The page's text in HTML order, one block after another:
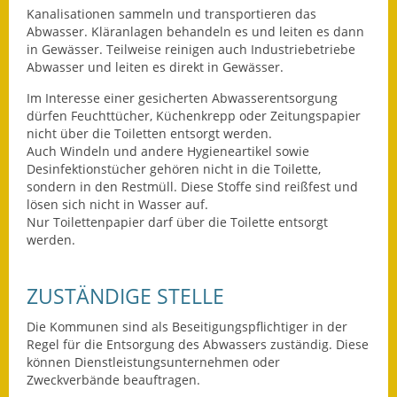
Infos in Leichter Sprache
Nachhaltigkeitsbericht
Notfallplanung
Ortsplan
Kreisstraße
Umleitungsplan
Kanalisationen sammeln und transportieren das
Abwasser. Kläranlagen behandeln es und leiten es dann
in Gewässer. Teilweise reinigen auch Industriebetriebe
Abwasser und leiten es direkt in Gewässer.
Im Interesse einer gesicherten Abwasserentsorgung
dürfen Feuchttücher, Küchenkrepp oder Zeitungspapier
nicht über die Toiletten entsorgt werden.
Auch Windeln und andere Hygieneartikel sowie
Desinfektionstücher gehören nicht in die Toilette,
sondern in den Restmüll. Diese Stoffe sind reißfest und
lösen sich nicht in Wasser auf.
Nur Toilettenpapier darf über die Toilette entsorgt
werden.
ZUSTÄNDIGE STELLE
Die Kommunen sind als Beseitigungspflichtiger in der
Regel für die Entsorgung des Abwassers zuständig. Diese
können Dienstleistungsunternehmen oder
Zweckverbände beauftragen.